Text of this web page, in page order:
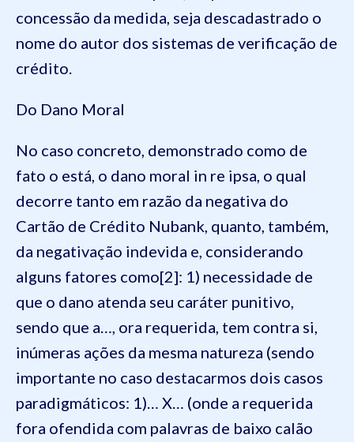
concessão da medida, seja descadastrado o
nome do autor dos sistemas de verificação de
crédito.
Do Dano Moral
No caso concreto, demonstrado como de
fato o está, o dano moral in re ipsa, o qual
decorre tanto em razão da negativa do
Cartão de Crédito Nubank, quanto, também,
da negativação indevida e, considerando
alguns fatores como[2]: 1) necessidade de
que o dano atenda seu caráter punitivo,
sendo que a…, ora requerida, tem contra si,
inúmeras ações da mesma natureza (sendo
importante no caso destacarmos dois casos
paradigmáticos: 1)… X… (onde a requerida
fora ofendida com palavras de baixo calão